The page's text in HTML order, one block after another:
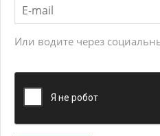
Или водите через